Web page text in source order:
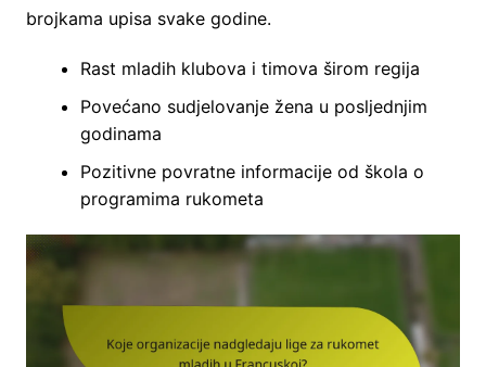
brojkama upisa svake godine.
Rast mladih klubova i timova širom regija
Povećano sudjelovanje žena u posljednjim
godinama
Pozitivne povratne informacije od škola o
programima rukometa